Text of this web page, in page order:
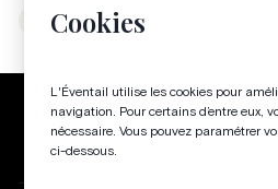
Cookies
L'Éventail utilise les cookies pour
navigation. Pour certains d’entre eux,
nécessaire. Vous pouvez paramétrer
ci-dessous.
Instagram
Politique de confidentialité
Gestion des